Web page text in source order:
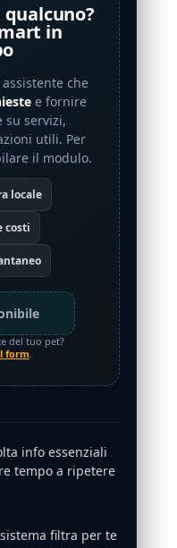
in
che
e fornire
su servizi,
utili. Per
il modulo.
locale
costi
del tuo pet?
form
info essenziali
tempo a ripetere
filtra per te